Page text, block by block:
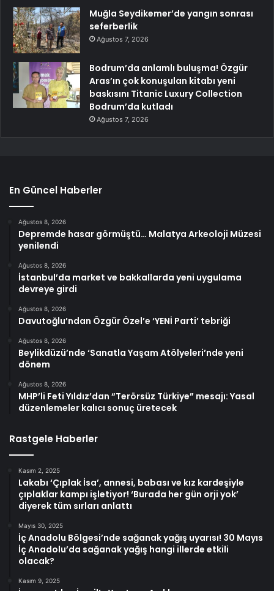
Muğla Seydikemer’de yangın sonrası
seferberlik
Ağustos 7, 2026
Bodrum’da anlamlı buluşma! Özgür
Aras’ın çok konuşulan kitabı yeni
baskısını Titanic Luxury Collection
Bodrum’da kutladı
Ağustos 7, 2026
En Güncel Haberler
Ağustos 8, 2026
Depremde hasar görmüştü… Malatya Arkeoloji Müzesi
yenilendi
Ağustos 8, 2026
İstanbul’da market ve bakkallarda yeni uygulama
devreye girdi
Ağustos 8, 2026
Davutoğlu’ndan Özgür Özel’e ‘YENİ Parti’ tebriği
Ağustos 8, 2026
Beylikdüzü’nde ‘Sanatla Yaşam Atölyeleri’nde yeni
dönem
Ağustos 8, 2026
MHP’li Feti Yıldız’dan “Terörsüz Türkiye” mesajı: Yasal
düzenlemeler kalıcı sonuç üretecek
Rastgele Haberler
Kasım 2, 2025
Lakabı ‘Çıplak İsa’, annesi, babası ve kız kardeşiyle
çıplaklar kampı işletiyor! ‘Burada her gün orji yok’
diyerek tüm sırları anlattı
Mayıs 30, 2025
İç Anadolu Bölgesi’nde sağanak yağış uyarısı! 30 Mayıs
İç Anadolu’da sağanak yağış hangi illerde etkili
olacak?
Kasım 9, 2025